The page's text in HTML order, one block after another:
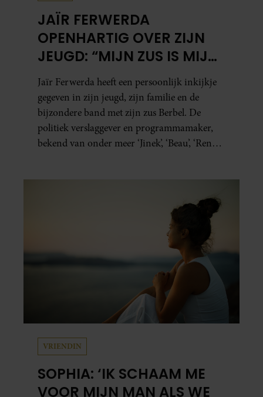
JAÏR FERWERDA
OPENHARTIG OVER ZIJN
JEUGD: “MIJN ZUS IS MIJN
MORELE KOMPAS”
Jaïr Ferwerda heeft een persoonlijk inkijkje
gegeven in zijn jeugd, zijn familie en de
bijzondere band met zijn zus Berbel. De
politiek verslaggever en programmamaker,
bekend van onder meer ‘Jinek’, ‘Beau’, ‘Renze’,
VRIENDIN
SOPHIA: ‘IK SCHAAM ME
VOOR MIJN MAN ALS WE